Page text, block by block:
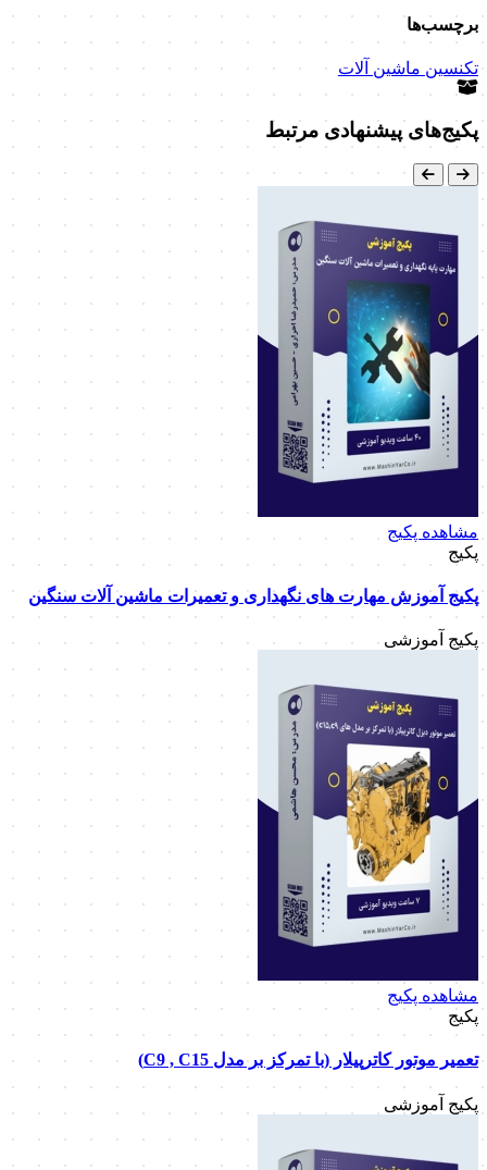
برچسب‌ها
تکنسین ماشین آلات
پکیج‌های پیشنهادی مرتبط
مشاهده پکیج
پکیج
پکیج آموزش مهارت های نگهداری و تعمیرات ماشین آلات سنگین
پکیج آموزشی
مشاهده پکیج
پکیج
تعمیر موتور کاترپیلار (با تمرکز بر مدل C9 , C15)
پکیج آموزشی